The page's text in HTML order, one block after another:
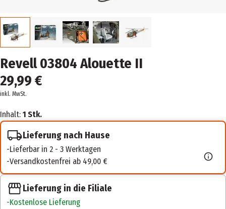
Revell 03804 Alouette II
29,99 €
inkl. MwSt.
Inhalt: 1 Stk.
Lieferung nach Hause
Lieferbar in 2 - 3 Werktagen
Versandkostenfrei ab 49,00 €
Lieferung in die Filiale
Kostenlose Lieferung